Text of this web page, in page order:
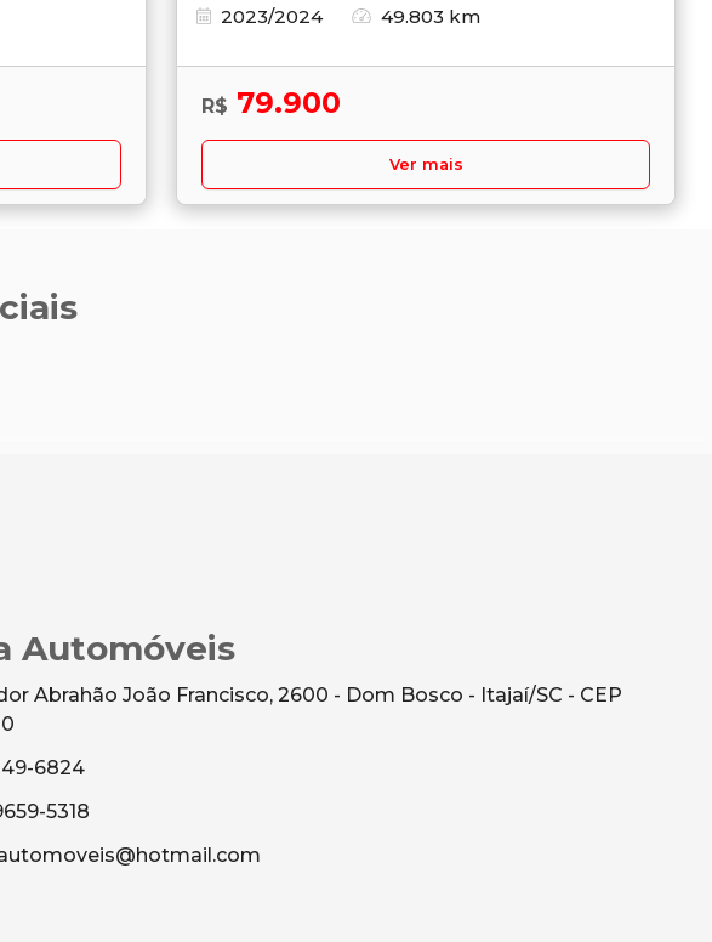
2023/2024
49.803 km
R$ 79.900
Ver mais
Automóveis
Abrahão João Francisco, 2600 - Dom Bosco - Itajaí/SC - CEP
6824
5318